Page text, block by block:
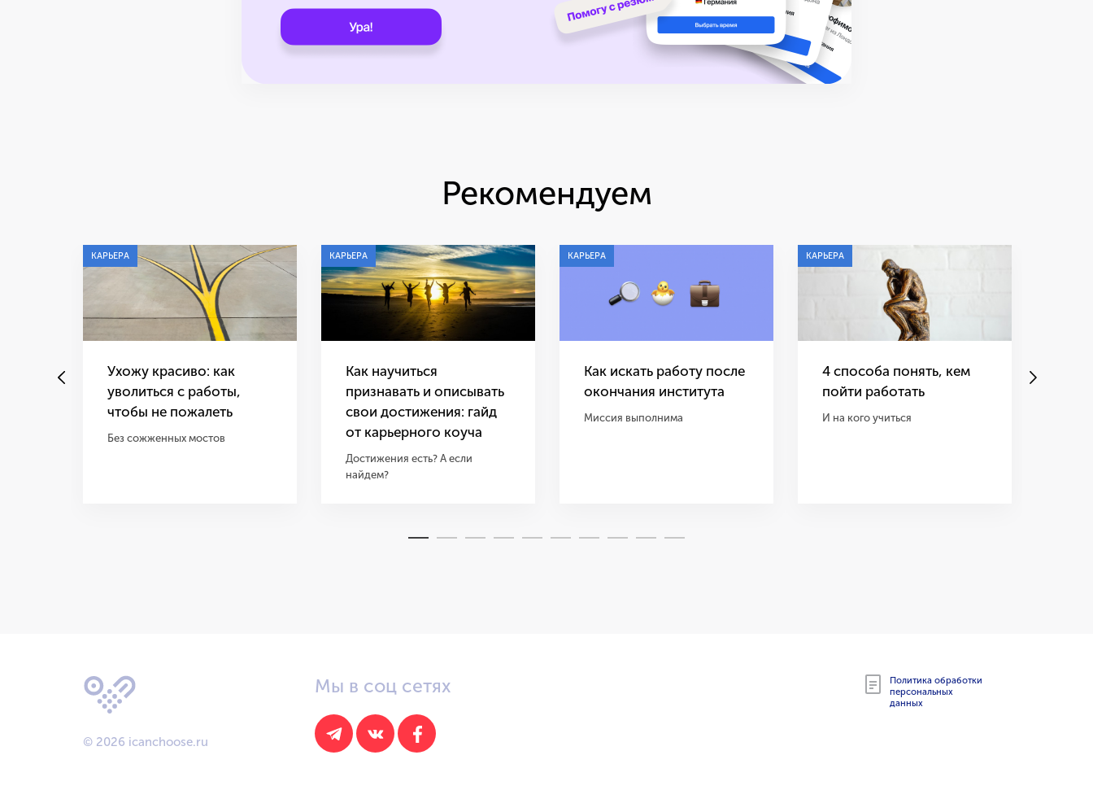
Рекомендуем
КАРЬЕРА
Ухожу красиво: как
уволиться с работы,
чтобы не пожалеть
Без сожженных мостов
КАРЬЕРА
Как научиться
признавать и описывать
свои достижения: гайд
от карьерного коуча
Достижения есть? А если
найдем?
КАРЬЕРА
Как искать работу после
окончания института
Миссия выполнима
КАРЬЕРА
4 способа понять, кем
пойти работать
И на кого учиться
© 2026 icanchoose.ru
Мы в соц сетях
Политика обработки
персональных
данных